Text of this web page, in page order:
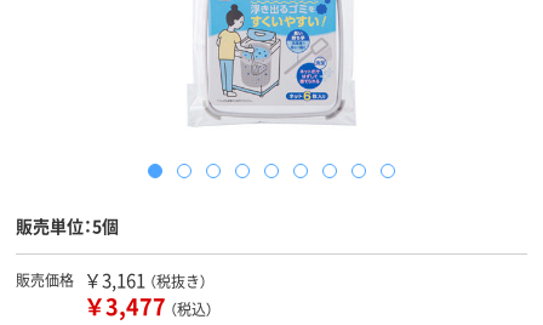
販売単位：5個
販売価格 ￥3,161 （税抜き）
￥3,477 （税込）